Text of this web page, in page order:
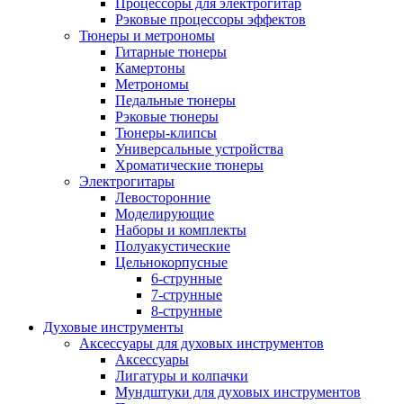
Процессоры для электрогитар
Рэковые процессоры эффектов
Тюнеры и метрономы
Гитарные тюнеры
Камертоны
Метрономы
Педальные тюнеры
Рэковые тюнеры
Тюнеры-клипсы
Универсальные устройства
Хроматические тюнеры
Электрогитары
Левосторонние
Моделирующие
Наборы и комплекты
Полуакустические
Цельнокорпусные
6-струнные
7-струнные
8-струнные
Духовые инструменты
Аксессуары для духовых инструментов
Аксессуары
Лигатуры и колпачки
Мундштуки для духовых инструментов